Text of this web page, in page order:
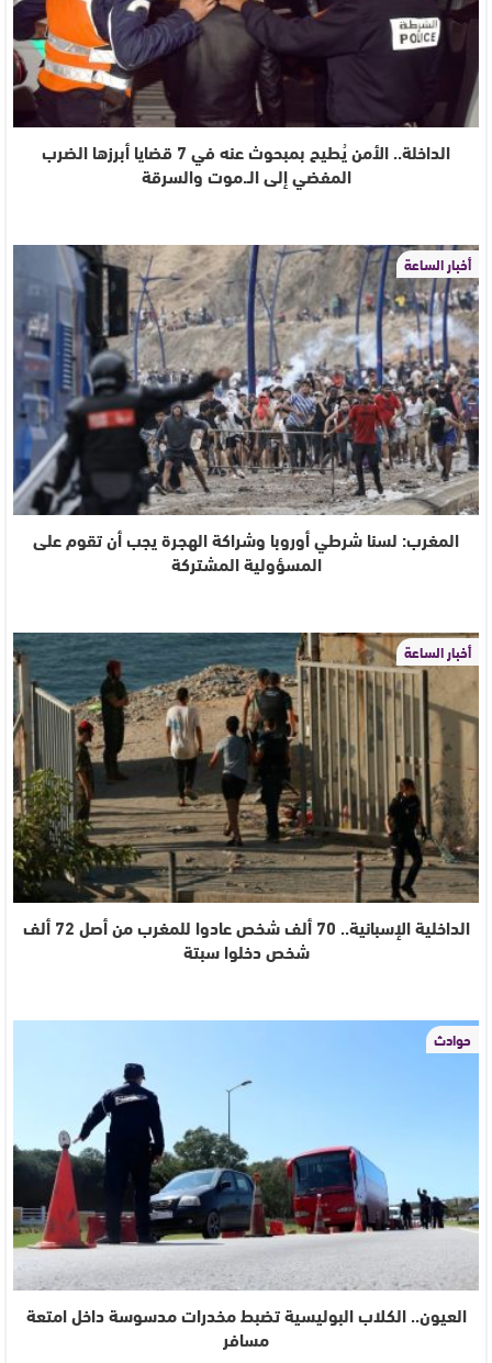
الداخلة.. الأمن يُطيح بمبحوث عنه في 7 قضايا أبرزها الضرب
المفضي إلى الـ.موت والسرقة
أخبار الساعة
المغرب: لسنا شرطي أوروبا وشراكة الهجرة يجب أن تقوم على
المسؤولية المشتركة
أخبار الساعة
الداخلية الإسبانية.. 70 ألف شخص عادوا للمغرب من أصل 72 ألف
شخص دخلوا سبتة
حوادث
العيون.. الكلاب البوليسية تضبط مخدرات مدسوسة داخل امتعة
مسافر